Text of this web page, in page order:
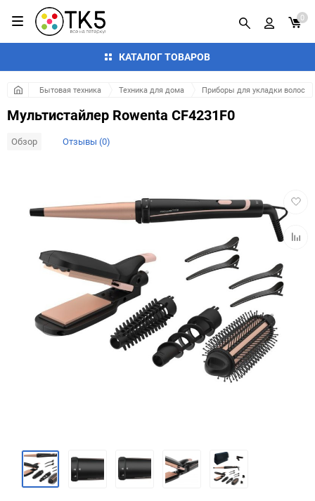
КАТАЛОГ ТОВАРОВ
0
Бытовая техника Техника для дома Приборы для укладки волос
Мультистайлер Rowenta CF4231F0
Обзор Отзывы (0)
в
к